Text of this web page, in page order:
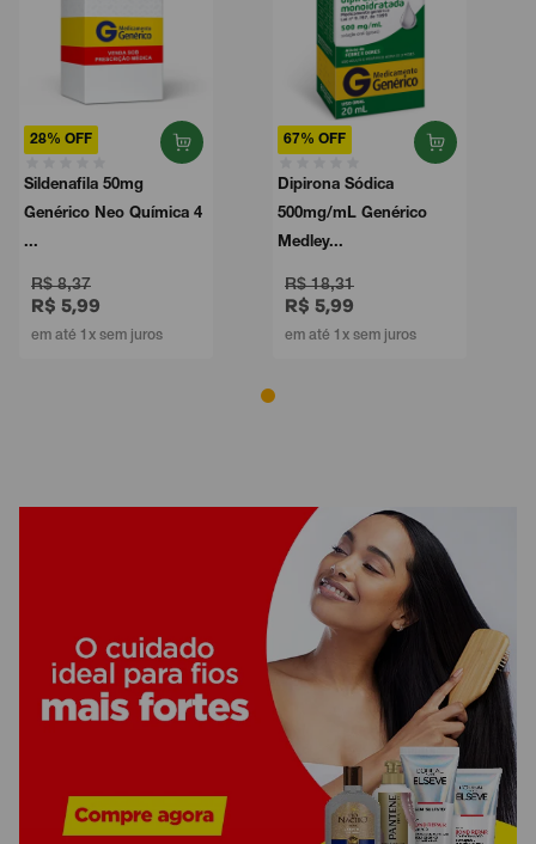
28% OFF
Sildenafila 50mg
Genérico Neo Química 4
...
R$ 8,37
R$ 5,99
em até 1x sem juros
67% OFF
Dipirona Sódica
500mg/mL Genérico
Medley...
R$ 18,31
R$ 5,99
em até 1x sem juros